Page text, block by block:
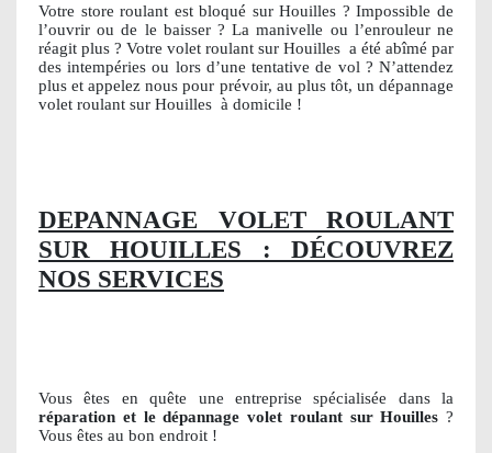
Votre store roulant est bloqué sur Houilles ? Impossible de
l’ouvrir ou de le baisser ? La manivelle ou l’enrouleur ne
réagit plus ? Votre volet roulant sur Houilles a été abîmé par
des intempéries ou lors d’une tentative de vol ? N’attendez
plus et appelez nous pour prévoir, au plus tôt, un dépannage
volet roulant sur Houilles à domicile !
DEPANNAGE VOLET ROULANT
SUR HOUILLES : DÉCOUVREZ
NOS SERVICES
Vous êtes en quête une entreprise spécialisée dans la
réparation et le dépannage volet roulant sur Houilles ?
Vous êtes au bon endroit !